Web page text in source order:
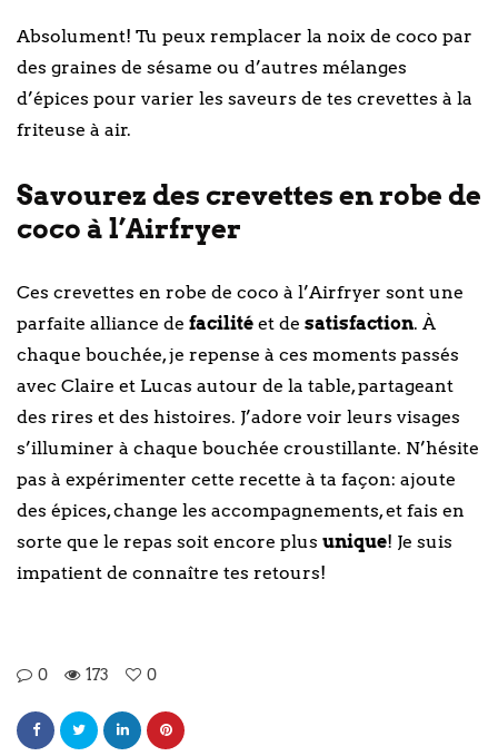
Absolument! Tu peux remplacer la noix de coco par
des graines de sésame ou d’autres mélanges
d’épices pour varier les saveurs de tes crevettes à la
friteuse à air.
Savourez des crevettes en robe de
coco à l’Airfryer
Ces crevettes en robe de coco à l’Airfryer sont une
parfaite alliance de facilité et de satisfaction. À
chaque bouchée, je repense à ces moments passés
avec Claire et Lucas autour de la table, partageant
des rires et des histoires. J’adore voir leurs visages
s’illuminer à chaque bouchée croustillante. N’hésite
pas à expérimenter cette recette à ta façon: ajoute
des épices, change les accompagnements, et fais en
sorte que le repas soit encore plus unique! Je suis
impatient de connaître tes retours!
0 173 0